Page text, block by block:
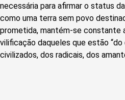
necessária para afirmar o status
como uma terra sem povo
prometida, mantém-se constante
vilificação daqueles que estão
civilizados, dos radicais, dos